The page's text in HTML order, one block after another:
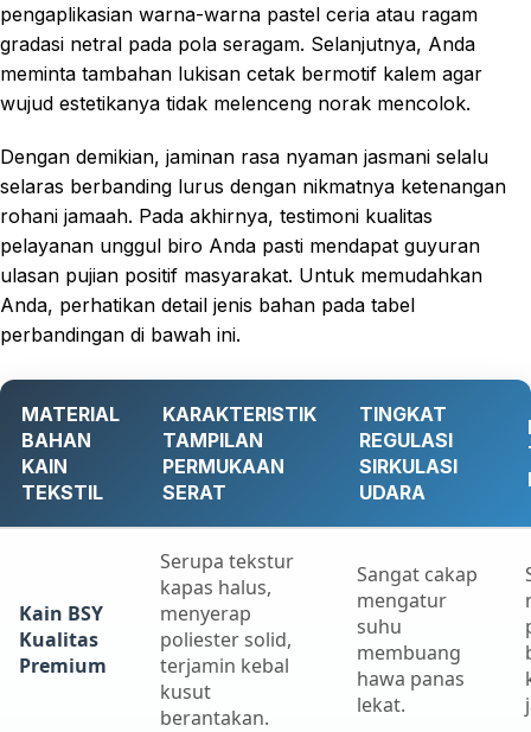
pengaplikasian warna-warna pastel ceria atau ragam
gradasi netral pada pola seragam. Selanjutnya, Anda
meminta tambahan lukisan cetak bermotif kalem agar
wujud estetikanya tidak melenceng norak mencolok.
Dengan demikian, jaminan rasa nyaman jasmani selalu
selaras berbanding lurus dengan nikmatnya ketenangan
rohani jamaah. Pada akhirnya, testimoni kualitas
pelayanan unggul biro Anda pasti mendapat guyuran
ulasan pujian positif masyarakat. Untuk memudahkan
Anda, perhatikan detail jenis bahan pada tabel
perbandingan di bawah ini.
MATERIAL
BAHAN
KAIN
TEKSTIL
KARAKTERISTIK
TAMPILAN
PERMUKAAN
SERAT
TINGKAT
REGULASI
SIRKULASI
UDARA
Kain BSY
Kualitas
Premium
Serupa tekstur
kapas halus,
menyerap
poliester solid,
terjamin kebal
kusut
berantakan.
Sangat cakap
mengatur
suhu
membuang
hawa panas
lekat.